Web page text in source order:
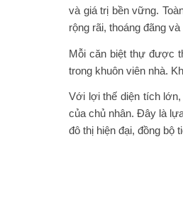
và giá trị bền vững.
rộng rãi, thoáng đãng
Mỗi căn biệt thự được
trong khuôn viên nhà.
Với lợi thế diện tích
của chủ nhân. Đây là
đô thị hiện đại, đồng bộ